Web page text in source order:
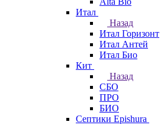
Итал
Назад
Итал Горизонт
Итал Антей
Итал Био
Кит
Назад
СБО
ПРО
БИО
Септики Epishura